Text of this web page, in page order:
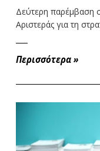
Δεύτερη παρέμβαση
Αριστεράς για τη
Περισσότερα »